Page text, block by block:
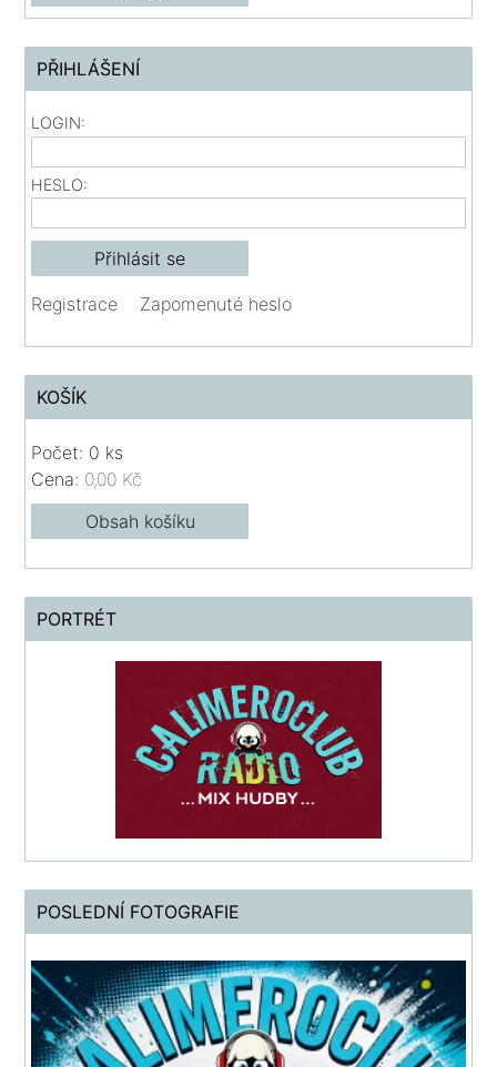
PŘIHLÁŠENÍ
LOGIN:
HESLO:
Registrace Zapomenuté heslo
KOŠÍK
Počet: 0 ks
Cena: 0,00 Kč
Obsah košíku
PORTRÉT
POSLEDNÍ FOTOGRAFIE